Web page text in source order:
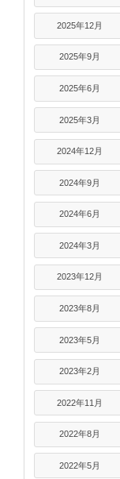
2025年12月
2025年9月
2025年6月
2025年3月
2024年12月
2024年9月
2024年6月
2024年3月
2023年12月
2023年8月
2023年5月
2023年2月
2022年11月
2022年8月
2022年5月